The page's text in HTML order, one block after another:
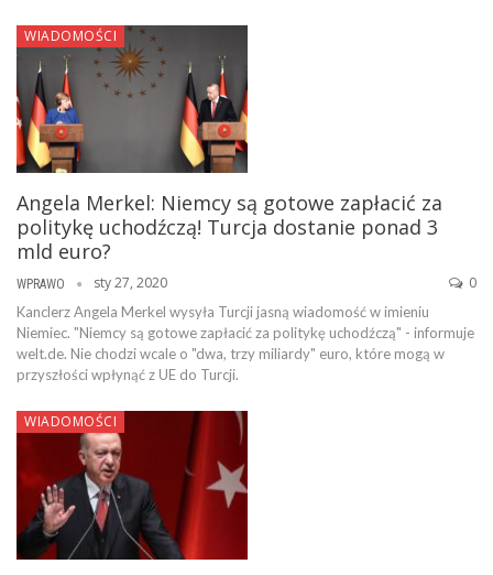
WIADOMOŚCI
Angela Merkel: Niemcy są gotowe zapłacić za
politykę uchodźczą! Turcja dostanie ponad 3
mld euro?
WPRAWO sty 27, 2020 0
Kanclerz Angela Merkel wysyła Turcji jasną wiadomość w imieniu
Niemiec. "Niemcy są gotowe zapłacić za politykę uchodźczą" - informuje
welt.de. Nie chodzi wcale o "dwa, trzy miliardy" euro, które mogą w
przyszłości wpłynąć z UE do Turcji.
WIADOMOŚCI